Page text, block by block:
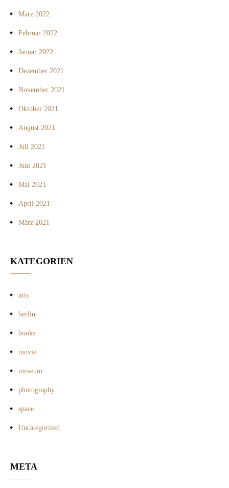
März 2022
Februar 2022
Januar 2022
Dezember 2021
November 2021
Oktober 2021
August 2021
Juli 2021
Juni 2021
Mai 2021
April 2021
März 2021
KATEGORIEN
arts
berlin
books
movie
museum
photography
space
Uncategorized
META